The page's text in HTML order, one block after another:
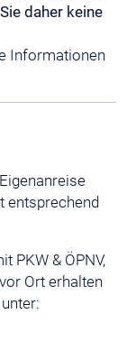
daher keine
Informationen
entsprechend
PKW & ÖPNV,
Ort erhalten